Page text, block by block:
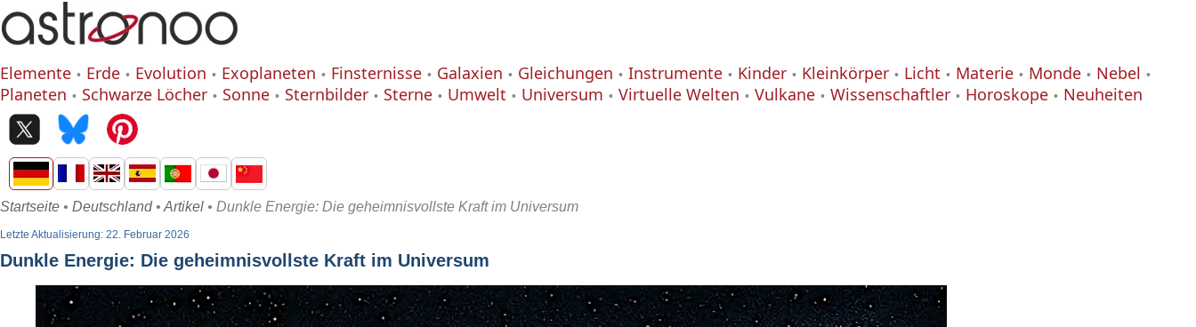
Elemente Erde Evolution Exoplaneten Finsternisse Galaxien Gleichungen Instrumente Kinder Kleinkörper Licht Materie Monde
Nebel
Planeten
Schwarze Löcher Sonne Sternbilder Sterne Umwelt Universum Virtuelle Welten Vulkane Wissenschaftler Horoskope Neuheiten
Startseite • Deutschland• Artikel • Dunkle Energie: Die geheimnisvollste Kraft im Universum
Letzte Aktualisierung: 22. Februar 2026
Dunkle Energie: Die geheimnisvollste Kraft im Universum